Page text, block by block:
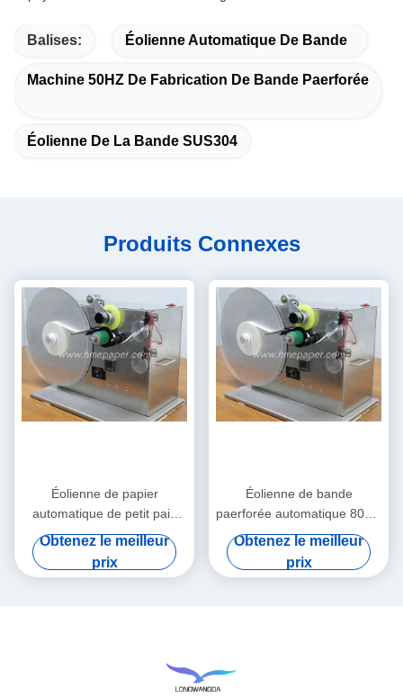
Balises: Éolienne Automatique De Bande
Machine 50HZ De Fabrication De Bande Paerforée
Éolienne De La Bande SUS304
Produits Connexes
Éolienne de papier
automatique de petit pain
d'éolienne de bande
Obtenez le meilleur
prix
Éolienne de bande
paerforée automatique 80cm
x 45cm x 55cm
Obtenez le meilleur
prix